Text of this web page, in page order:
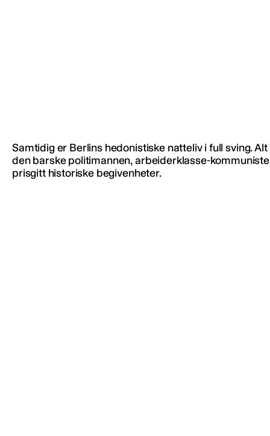
Samtidig er Berlins hedonistiske natteliv i full sving.
den barske politimannen, arbeiderklasse-
prisgitt historiske begivenheter.